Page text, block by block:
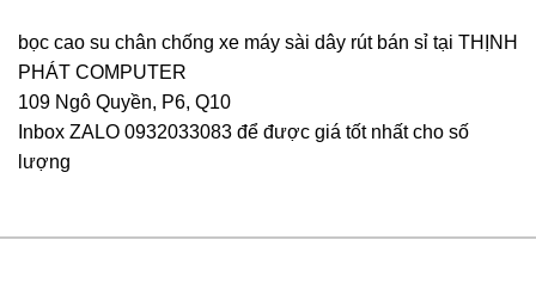
bọc cao su chân chống xe máy sài dây rút bán sỉ tại THỊNH
PHÁT COMPUTER
109 Ngô Quyền, P6, Q10
Inbox ZALO 0932033083 để được giá tốt nhất cho số
lượng